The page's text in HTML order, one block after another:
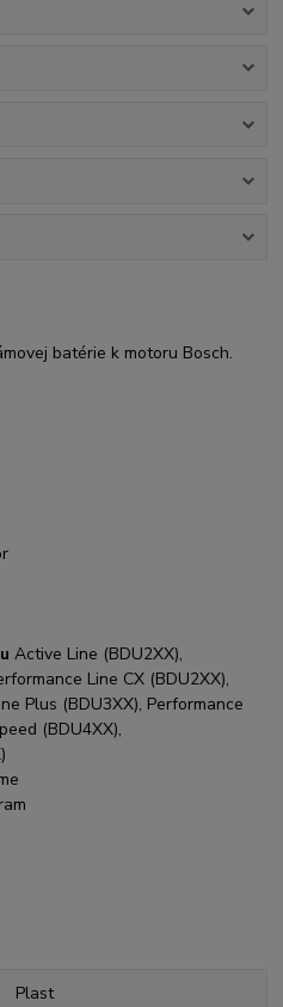
batérie k motoru Bosch.
Active Line (BDU2XX),
Line CX (BDU2XX),
Plus (BDU3XX), Performance
(BDU4XX),
Plast